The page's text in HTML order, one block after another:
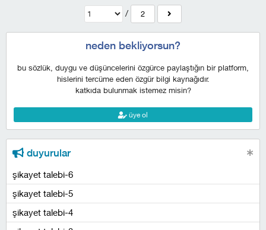
/ 2
neden bekliyorsun?
bu sözlük, duygu ve düşüncelerini özgürce paylaştığın bir platform,
hislerini tercüme eden özgür bilgi kaynağıdır.
katkıda bulunmak istemez misin?
üye ol
duyurular
şikayet talebi-6
şikayet talebi-5
şikayet talebi-4